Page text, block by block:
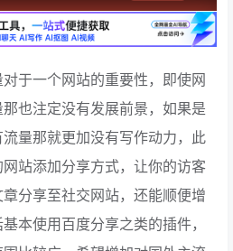
于一个网站的重要性，即使网
也注定没有发展前景，如果是
量那就更加没有写作动力，此
站添加分享方式，让你的访客
分享至社交网站，还能顺便增
本使用百度分享之类的插件，